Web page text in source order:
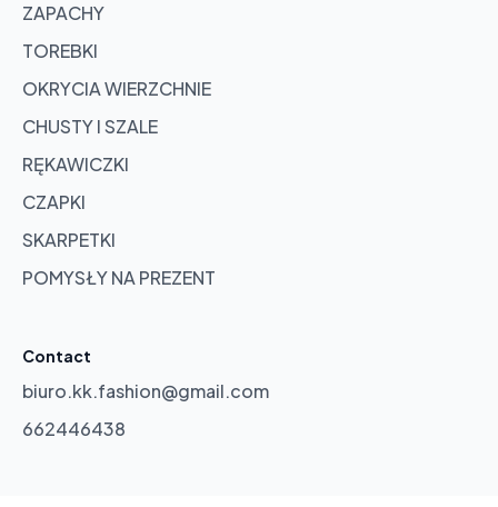
ZAPACHY
TOREBKI
OKRYCIA WIERZCHNIE
CHUSTY I SZALE
RĘKAWICZKI
CZAPKI
SKARPETKI
POMYSŁY NA PREZENT
Contact
biuro.kk.fashion@gmail.com
662446438